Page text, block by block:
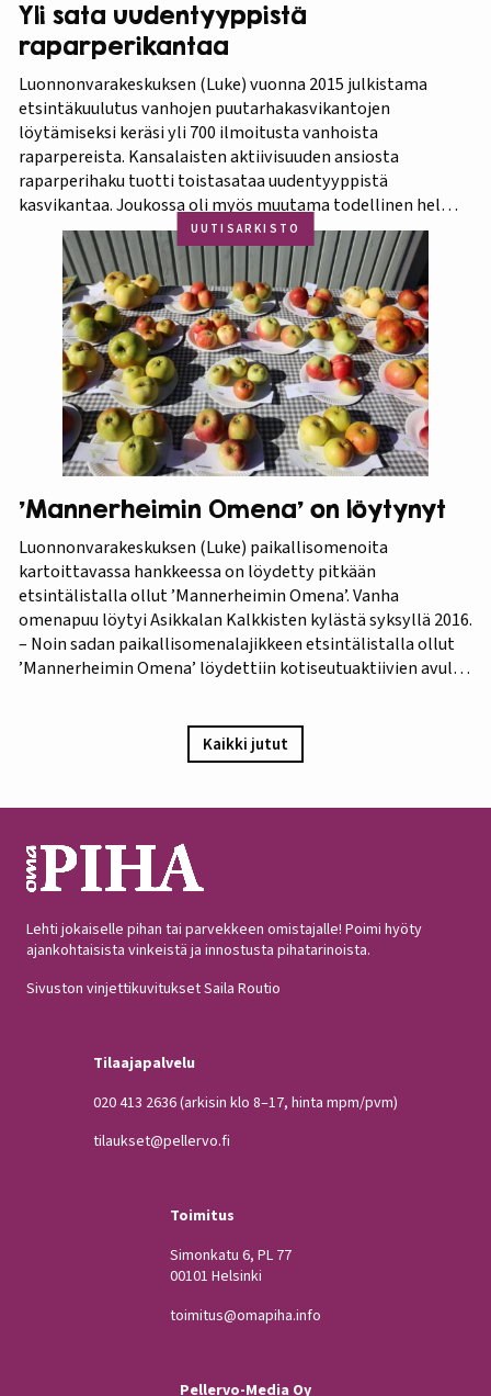
Yli sata uudentyyppistä
raparperikantaa
Luonnonvarakeskuksen (Luke) vuonna 2015 julkistama
etsintäkuulutus vanhojen puutarhakasvikantojen
löytämiseksi keräsi yli 700 ilmoitusta vanhoista
raparpereista. Kansalaisten aktiivisuuden ansiosta
raparperihaku tuotti toistasataa uudentyyppistä
kasvikantaa. Joukossa oli myös muutama todellinen helmi.
Koko aineistosta jatkotutkimuksiin pääsi 375 kasvia, joista
60 prosenttia osoittautui vihreä-punavartiseksi Victoria-
lajikkeeksi. Raparperitutkimus dokumentoitiin vaihe
vaiheelta elokuvaksi ”Raparperin kadonneita geenejä
etsimässä”. Elokuvan ensiesitys ja tutkimustulosten
julkistus…
UUTISARKISTO
’Mannerheimin Omena’ on löytynyt
Luonnonvarakeskuksen (Luke) paikallisomenoita
kartoittavassa hankkeessa on löydetty pitkään
etsintälistalla ollut ’Mannerheimin Omena’. Vanha
omenapuu löytyi Asikkalan Kalkkisten kylästä syksyllä 2016.
– Noin sadan paikallisomenalajikkeen etsintälistalla ollut
’Mannerheimin Omena’ löydettiin kotiseutuaktiivien avulla.
vastaa Puutarha-lehden vuosien 1921 ja 1931 kuvauksia,
iloitsee tutkija Maarit Heinonen Lukesta.…
Kaikki jutut
Lehti jokaiselle pihan tai parvekkeen omistajalle! Poimi hyöty
ajankohtaisista vinkeistä ja innostusta pihatarinoista.
Sivuston vinjettikuvitukset Saila Routio
Tilaajapalvelu
020 413 2636(arkisin klo 8–17, hinta mpm/pvm)
tilaukset@pellervo.fi
Toimitus
Simonkatu 6, PL 77
00101 Helsinki
toimitus@omapiha.info
Pellervo-Media Oy